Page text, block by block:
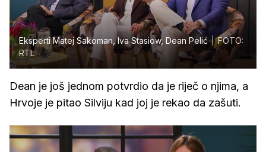
Eksperti Matej Sakoman, Iva Stasiow, Dean Pelić
FOTO:
RTL
Dean je još jednom potvrdio da je riječ o njima, a
Hrvoje je pitao Silviju kad joj je rekao da zašuti.